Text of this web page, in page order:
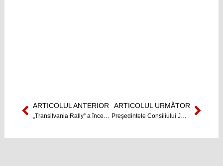
Prev
ARTICOLUL ANTERIOR ARTICOLUL URMĂTORNext